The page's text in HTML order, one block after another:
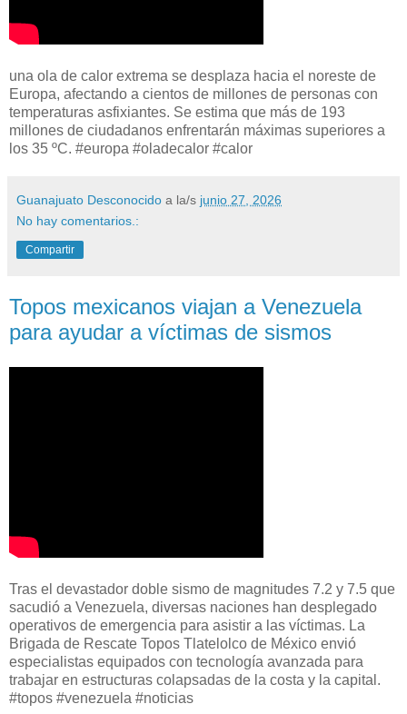
una ola de calor extrema se desplaza hacia el noreste de
Europa, afectando a cientos de millones de personas con
temperaturas asfixiantes. Se estima que más de 193
millones de ciudadanos enfrentarán máximas superiores a
los 35 ºC. #europa #oladecalor #calor
Guanajuato Desconocido a la/s junio 27, 2026
No hay comentarios.:
Compartir
Topos mexicanos viajan a Venezuela
para ayudar a víctimas de sismos
Tras el devastador doble sismo de magnitudes 7.2 y 7.5 que
sacudió a Venezuela, diversas naciones han desplegado
operativos de emergencia para asistir a las víctimas. La
Brigada de Rescate Topos Tlatelolco de México envió
especialistas equipados con tecnología avanzada para
trabajar en estructuras colapsadas de la costa y la capital.
#topos #venezuela #noticias